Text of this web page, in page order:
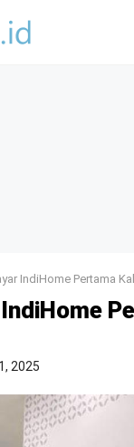
IndiHome Pertama
2025